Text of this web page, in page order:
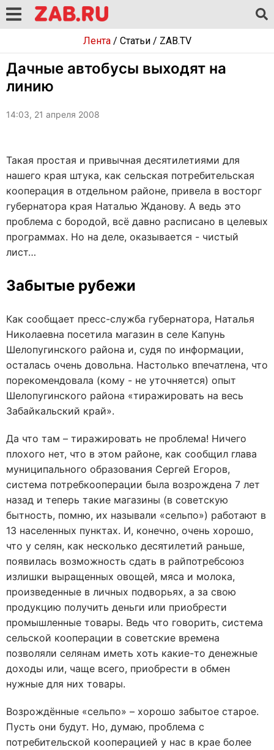
Лента/ Статьи/ ZAB.TV
Дачные автобусы выходят на
линию
14:03, 21 апреля 2008
Такая простая и привычная десятилетиями для
нашего края штука, как сельская потребительская
кооперация в отдельном районе, привела в восторг
губернатора края Наталью Жданову. А ведь это
проблема с бородой, всё давно расписано в целевых
программах. Но на деле, оказывается - чистый
лист…
Забытые рубежи
Как сообщает пресс-служба губернатора, Наталья
Николаевна посетила магазин в селе Капунь
Шелопугинского района и, судя по информации,
осталась очень довольна. Настолько впечатлена, что
порекомендовала (кому - не уточняется) опыт
Шелопугинского района «тиражировать на весь
Забайкальский край».
Да что там – тиражировать не проблема! Ничего
плохого нет, что в этом районе, как сообщил глава
муниципального образования Сергей Егоров,
система потребкооперации была возрождена 7 лет
назад и теперь такие магазины (в советскую
бытность, помню, их называли «сельпо») работают в
13 населенных пунктах. И, конечно, очень хорошо,
что у селян, как несколько десятилетий раньше,
появилась возможность сдать в райпотребсоюз
излишки выращенных овощей, мяса и молока,
произведенные в личных подворьях, а за свою
продукцию получить деньги или приобрести
промышленные товары. Ведь что говорить, система
сельской кооперации в советские времена
позволяли селянам иметь хоть какие-то денежные
доходы или, чаще всего, приобрести в обмен
нужные для них товары.
Возрождённые «сельпо» – хорошо забытое старое.
Пусть они будут. Но, думаю, проблема с
потребительской кооперацией у нас в крае более